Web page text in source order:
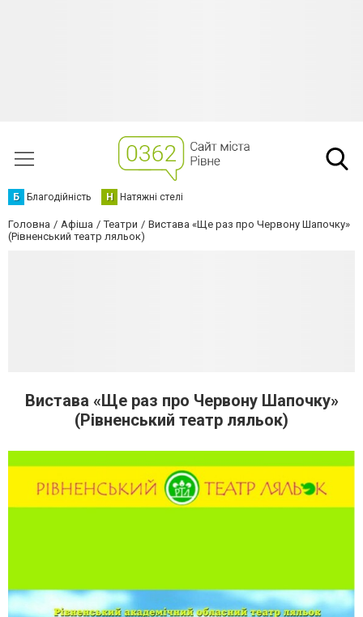
Б Благодійність Н Натяжні стелі
Головна Афіша Театри
Вистава «Ще раз про Червону Шапочку»
(Рівненський театр ляльок)
Вистава «Ще раз про Червону Шапочку»
(Рівненський театр ляльок)